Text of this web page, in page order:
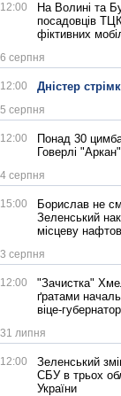
12:00
На Волині та
посадовців
фіктивних
6 серпня
12:00 Дністер
5 серпня
12:00
Понад 30
Говерлі "Аркан"
4 серпня
15:00
Борислав не
Зеленський
місцеву
3 серпня
12:00
"Зачистка"
ґратами
віце-губернатор
31 липня
12:00
Зеленський
СБУ в трьох
України